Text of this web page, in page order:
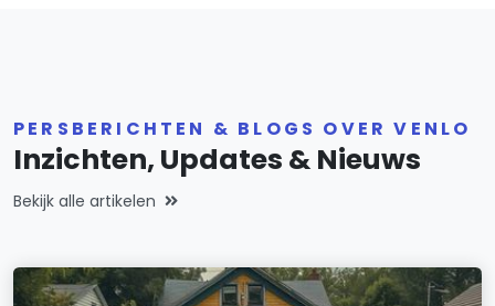
PERSBERICHTEN & BLOGS OVER VENLO
Inzichten, Updates & Nieuws
Bekijk alle artikelen